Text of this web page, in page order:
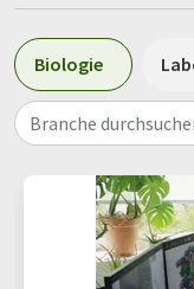
Biologie
Branche